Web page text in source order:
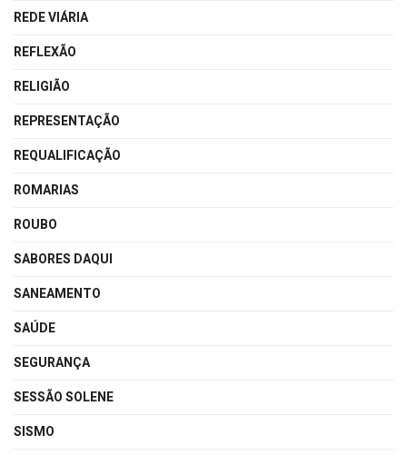
REDE VIÁRIA
REFLEXÃO
RELIGIÃO
REPRESENTAÇÃO
REQUALIFICAÇÃO
ROMARIAS
ROUBO
SABORES DAQUI
SANEAMENTO
SAÚDE
SEGURANÇA
SESSÃO SOLENE
SISMO